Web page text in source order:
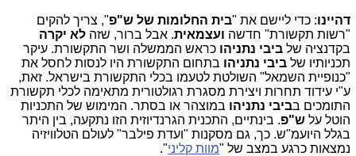
דהיינו: כדי ליישם את "בית החלומות של ש"פ", צריך להקים
"רשות תקשורת" חדשה ועצמאית. אבל ברור, שזה לא יקרה
בקדנציה של ביבי נתניהו כראש הממשלה ושר התקשורת. עיקר
תכניותיו של ביבי נתניהובתחום התקשורת היו לנסות לחסל את
"כנופיית השמאל" השולטת לטעמו בכלי התקשורת בישראל. זאת,
ע"י עידוד תחרות ויצירת מסגרת רגולטורית מתאימה לכלי תקשורת
התומכים בביבי נתניהובמוצהר או בסתר. המימוש של התכניות
הוטל על ש"פ. בינתיים, התכנית הגרנדיוזית הזו נתקעה, בין היתר
בגלל היועמ"ש. כך, גם מסקנות "ועדת פילבר" לעולם הטלוויזיה
נמצאות כרגע במצב של "מוות קליני".